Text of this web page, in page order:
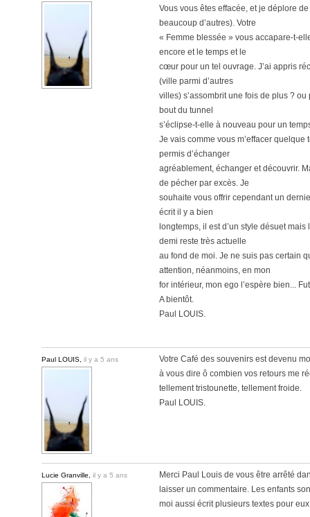
Vous vous êtes effacée, et je déplore
beaucoup d’autres). Votre
« Femme blessée » vous accapare-t-
encore et le temps et le
cœur pour un tel ouvrage. J’ai appris
(ville parmi d’autres
villes) s’assombrit une fois de plus ?
bout du tunnel
s’éclipse-t-elle à nouveau pour un
Je vais comme vous m’effacer quelque
permis d’échanger
agréablement, échanger et découvrir.
de pécher par excès. Je
souhaite vous offrir cependant un
écrit il y a bien
longtemps, il est d’un style désuet
demi reste très actuelle
au fond de moi. Je ne suis pas certain
attention, néanmoins, en mon
for intérieur, mon ego l’espère bien...
A bientôt.
Paul LOUIS.
Paul LOUIS, il y a 5 ans
Votre Café des souvenirs est devenu
à vous dire ô combien vos retours me
tellement tristounette, tellement froide.
Paul LOUIS.
Lucie Granville, il y a 5 ans
Merci Paul Louis de vous être arrêté
laisser un commentaire. Les enfants
moi aussi écrit plusieurs textes pour